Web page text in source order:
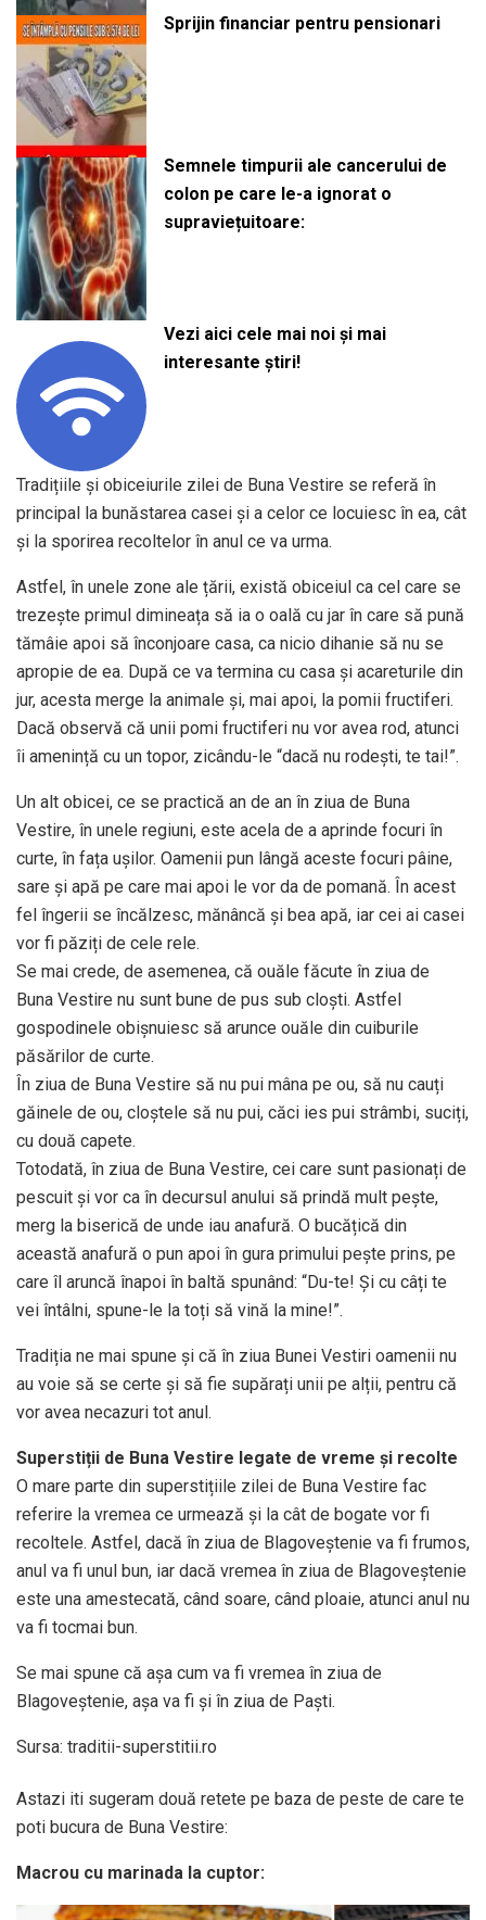
Sprijin financiar pentru pensionari
Semnele timpurii ale cancerului de
colon pe care le-a ignorat o
supraviețuitoare:
Vezi aici cele mai noi și mai
interesante știri!
Tradițiile și obiceiurile zilei de Buna Vestire se referă în
principal la bunăstarea casei și a celor ce locuiesc în ea, cât
și la sporirea recoltelor în anul ce va urma.
Astfel, în unele zone ale țării, există obiceiul ca cel care se
trezește primul dimineața să ia o oală cu jar în care să pună
tămâie apoi să înconjoare casa, ca nicio dihanie să nu se
apropie de ea. După ce va termina cu casa și acareturile din
jur, acesta merge la animale și, mai apoi, la pomii fructiferi.
Dacă observă că unii pomi fructiferi nu vor avea rod, atunci
îi amenință cu un topor, zicându-le “dacă nu rodești, te tai!”.
Un alt obicei, ce se practică an de an în ziua de Buna
Vestire, în unele regiuni, este acela de a aprinde focuri în
curte, în fața ușilor. Oamenii pun lângă aceste focuri pâine,
sare și apă pe care mai apoi le vor da de pomană. În acest
fel îngerii se încălzesc, mănâncă și bea apă, iar cei ai casei
vor fi păziți de cele rele.
Se mai crede, de asemenea, că ouăle făcute în ziua de
Buna Vestire nu sunt bune de pus sub cloști. Astfel
gospodinele obișnuiesc să arunce ouăle din cuiburile
păsărilor de curte.
În ziua de Buna Vestire să nu pui mâna pe ou, să nu cauți
găinele de ou, cloștele să nu pui, căci ies pui strâmbi, suciți,
cu două capete.
Totodată, în ziua de Buna Vestire, cei care sunt pasionați de
pescuit și vor ca în decursul anului să prindă mult pește,
merg la biserică de unde iau anafură. O bucățică din
această anafură o pun apoi în gura primului pește prins, pe
care îl aruncă înapoi în baltă spunând: “Du-te! Și cu câți te
vei întâlni, spune-le la toți să vină la mine!”.
Tradiția ne mai spune și că în ziua Bunei Vestiri oamenii nu
au voie să se certe și să fie supărați unii pe alții, pentru că
vor avea necazuri tot anul.
Superstiții de Buna Vestire legate de vreme și recolte
O mare parte din superstițiile zilei de Buna Vestire fac
referire la vremea ce urmează și la cât de bogate vor fi
recoltele. Astfel, dacă în ziua de Blagoveștenie va fi frumos,
anul va fi unul bun, iar dacă vremea în ziua de Blagoveștenie
este una amestecată, când soare, când ploaie, atunci anul nu
va fi tocmai bun.
Se mai spune că așa cum va fi vremea în ziua de
Blagoveștenie, așa va fi și în ziua de Paști.
Sursa: traditii-superstitii.ro
Astazi iti sugeram două retete pe baza de peste de care te
poti bucura de Buna Vestire:
Macrou cu marinada la cuptor: